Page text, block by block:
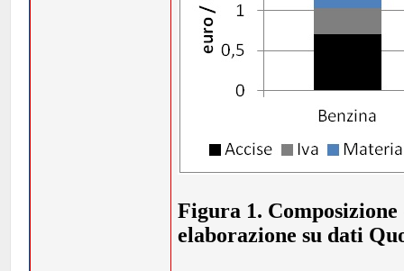
Figura 1.
elaborazione su dati